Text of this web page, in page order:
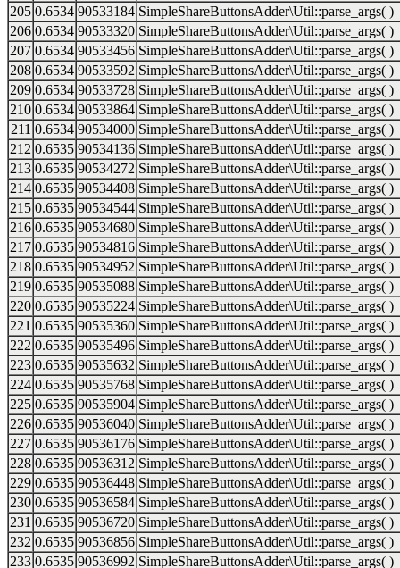
205 0.6534 90533184 SimpleShareButtonsAdder\Util::parse_args( )
206 0.6534 90533320 SimpleShareButtonsAdder\Util::parse_args( )
207 0.6534 90533456 SimpleShareButtonsAdder\Util::parse_args( )
208 0.6534 90533592 SimpleShareButtonsAdder\Util::parse_args( )
209 0.6534 90533728 SimpleShareButtonsAdder\Util::parse_args( )
210 0.6534 90533864 SimpleShareButtonsAdder\Util::parse_args( )
211 0.6534 90534000 SimpleShareButtonsAdder\Util::parse_args( )
212 0.6535 90534136 SimpleShareButtonsAdder\Util::parse_args( )
213 0.6535 90534272 SimpleShareButtonsAdder\Util::parse_args( )
214 0.6535 90534408 SimpleShareButtonsAdder\Util::parse_args( )
215 0.6535 90534544 SimpleShareButtonsAdder\Util::parse_args( )
216 0.6535 90534680 SimpleShareButtonsAdder\Util::parse_args( )
217 0.6535 90534816 SimpleShareButtonsAdder\Util::parse_args( )
218 0.6535 90534952 SimpleShareButtonsAdder\Util::parse_args( )
219 0.6535 90535088 SimpleShareButtonsAdder\Util::parse_args( )
220 0.6535 90535224 SimpleShareButtonsAdder\Util::parse_args( )
221 0.6535 90535360 SimpleShareButtonsAdder\Util::parse_args( )
222 0.6535 90535496 SimpleShareButtonsAdder\Util::parse_args( )
223 0.6535 90535632 SimpleShareButtonsAdder\Util::parse_args( )
224 0.6535 90535768 SimpleShareButtonsAdder\Util::parse_args( )
225 0.6535 90535904 SimpleShareButtonsAdder\Util::parse_args( )
226 0.6535 90536040 SimpleShareButtonsAdder\Util::parse_args( )
227 0.6535 90536176 SimpleShareButtonsAdder\Util::parse_args( )
228 0.6535 90536312 SimpleShareButtonsAdder\Util::parse_args( )
229 0.6535 90536448 SimpleShareButtonsAdder\Util::parse_args( )
230 0.6535 90536584 SimpleShareButtonsAdder\Util::parse_args( )
231 0.6535 90536720 SimpleShareButtonsAdder\Util::parse_args( )
232 0.6535 90536856 SimpleShareButtonsAdder\Util::parse_args( )
233 0.6535 90536992 SimpleShareButtonsAdder\Util::parse_args( )